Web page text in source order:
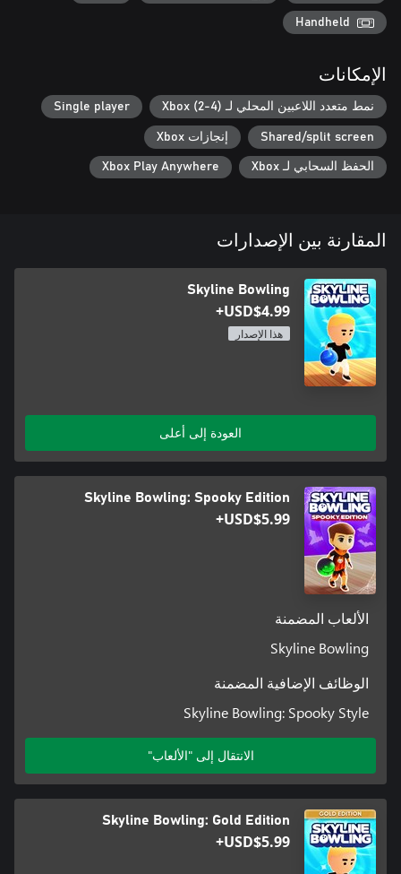
Handheld
الإمكانات
نمط متعدد اللاعبين المحلي لـ Xbox (2-4) Single player
Shared/split screen إنجازات Xbox
الحفظ السحابي لـ Xbox Xbox Play Anywhere
المقارنة بين الإصدارات
Skyline Bowling
USD$4.99+
هذا الإصدار
العودة إلى أعلى
Skyline Bowling: Spooky Edition
USD$5.99+
الألعاب المضمنة
Skyline Bowling
الوظائف الإضافية المضمنة
Skyline Bowling: Spooky Style
الانتقال إلى "الألعاب"
Skyline Bowling: Gold Edition
USD$5.99+